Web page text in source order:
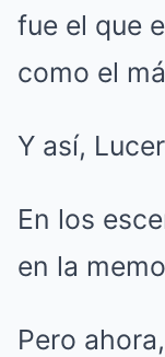
fue el que
como el
Y así,
En los
en la
Pero